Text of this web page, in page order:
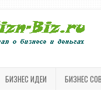
БИЗНЕС ИДЕИ БИЗНЕС